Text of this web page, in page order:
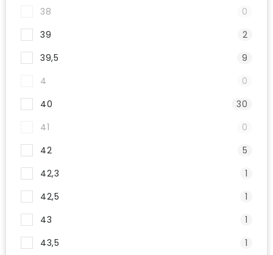
38
0
39
2
39,5
9
4
0
40
30
41
0
42
5
42,3
1
42,5
1
43
1
43,5
1